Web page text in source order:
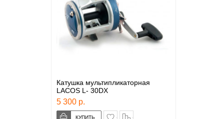
Катушка мультипликаторная
LACOS L- 30DX
5 300 р.
в закладки